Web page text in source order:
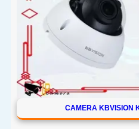
CAMERA KBVISION